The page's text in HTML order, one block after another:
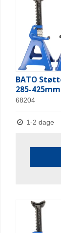
BATO
285-
68204
1-2 dage